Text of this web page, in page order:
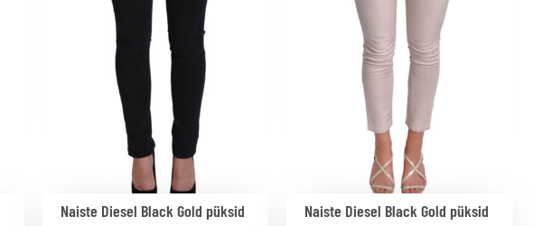
Naiste Diesel Black Gold püksid
Naiste Diesel Black Gold püksid